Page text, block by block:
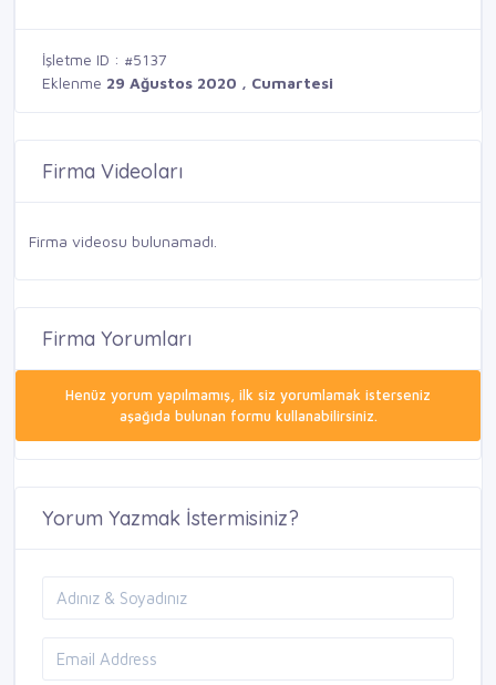
İşletme ID : #5137
Eklenme 29 Ağustos 2020 , Cumartesi
Firma Videoları
Firma videosu bulunamadı.
Firma Yorumları
Henüz yorum yapılmamış, ilk siz yorumlamak isterseniz
aşağıda bulunan formu kullanabilirsiniz.
Yorum Yazmak İstermisiniz?